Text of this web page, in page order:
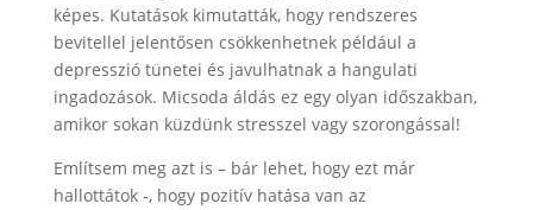
képes. Kutatások kimutatták, hogy rendszeres
bevitellel jelentősen csökkenhetnek például a
depresszió tünetei és javulhatnak a hangulati
ingadozások. Micsoda áldás ez egy olyan időszakban,
amikor sokan küzdünk stresszel vagy szorongással!
Említsem meg azt is – bár lehet, hogy ezt már
hallottátok -, hogy pozitív hatása van az